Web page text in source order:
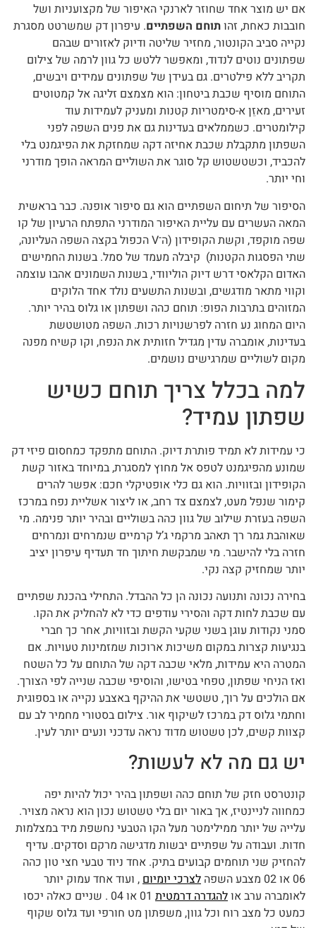
אם יש מוצר אחד שחוזר לארנקי האיפור של מקצועניות ושל
חובבות כאחת, זהותוחם השפתיים. עיפרון דק שמשרטט מסגרת
נקייה סביב הקונטור, מחזיר שליטה ודיוק לאזורים שבהם
שפתונים נוטים לנדוד, ומאפשר ללטש כל גוון לרמה של צילום
תקריב ללא פילטרים. גם בעידן של שפתונים עמידים ויבשים,
התוחם מוסיף שכבת ביטחון: הוא מצמצם זליגה אל קמטוטים
זעירים, מאזֵן א-סימטריות קטנות ומעניק לעמידות עוד
קילומטרים. כשממלאים בעדינות גם את פנים השפה לפני
השפתון מתקבלת שכבת אחיזה דקה שמחזקת את הפיגמנט בלי
להכביד, וכשטשטוש קל סוגר את השוליים המראה הופך מודרני
וחי יותר.
הסיפור של תיחום השפתיים הוא גם סיפור אופנה. כבר בראשית
המאה העשרים עם עליית האיפור המודרני התפתח הרעיון של קו
שפה מוקפד, וקשת הקופידון (ה־V הכפול בקצה השפה העליונה,
שתי הפסגות הקטנות) קיבלה מעמד של סמל. בשנות החמישים
האדום הקלאסי דרש דיוק הוליוודי, בשנות השמונים אהבו עוצמה
וקווי מתאר מודגשים, ובשנות התשעים נולד אחד הלוקים
המזוהים בתרבות הפופ: תוחם כהה ושפתון או גלוס בהיר יותר.
היום המחוג נע חזרה לפרשנויות רכות. השפה מטושטשת
בעדינות, אומברה עדין מגדיל חזותית את הנפח, וקו קשיח מפנה
מקום לשוליים שמרגישים נושמים.
למה בכלל צריך תוחם כשיש
שפתון עמיד?
כי עמידות לא תמיד פותרת דיוק. התוחם מתפקד כמחסום פיזי דק
שמונע מהפיגמנט לטפס אל מחוץ למסגרת, במיוחד באזור קשת
הקופידון ובזוויות. הוא גם כלי אופטיקלי חכם: אפשר להרים
קימור שנפל מעט, לצמצם צד רחב, או ליצור אשליית נפח במרכז
השפה בעזרת שילוב של גוון כהה בשוליים ובהיר יותר פנימה. מי
שאוהבת גמר רך תאהב מרקמי ג’ל קרמיים שנמרחים ונמרחים
חזרה בלי להישבר. מי שמבקשת חיתוך חד תעדיף עיפרון יציב
יותר שמחזיק קצה נקי.
בחירה נכונה ותנועה נכונה הן כל ההבדל. התחילי בהכנת שפתיים
עם שכבת לחות דקה והסירי עודפים כדי לא להחליק את הקו.
סמני נקודות עוגן בשני שקעי הקשת ובזוויות, אחר כך חברי
בנגיעות קצרות במקום משיכות ארוכות שמזמינות טעויות. אם
המטרה היא עמידות, מלאי שכבה דקה של התוחם על כל השטח
ואז הניחי שפתון, טפחי בטישו, והוסיפי שכבה שנייה לפי הצורך.
אם הולכים על רוך, טשטשי את ההיקף באצבע נקייה או בספוגית
וחתמי גלוס דק במרכז לשיקוף אור. צילום בסטורי מחמיר לב עם
קצוות קשים, לכן טשטוש מדוד נראה עדכני ונעים יותר לעין.
יש גם מה לא לעשות?
קונטרסט חזק של תוחם כהה ושפתון בהיר יכול להיות יפה
כמחווה לניינטיז, אך באור יום בלי טשטוש נכון הוא נראה מצויר.
עלייה של יותר ממילימטר מעל הקו הטבעי נחשפת מיד במצלמות
חדות. ועבודה על שפתיים יבשות מדגישה מרקם וסדקים. עדיף
להחזיק שני תוחמים קבועים בתיק. אחד ניוד טבעי חצי טון כהה
06 או 02 מצבע השפה
לצרכי יומיום , ועוד אחד עמוק יותר
לאומברה ערב אולהגדרה דרמטית
01 או 04 . שניים כאלה יכסו
כמעט כל מצב רוח וכל גוון, משפתון מט חורפי ועד גלוס שקוף